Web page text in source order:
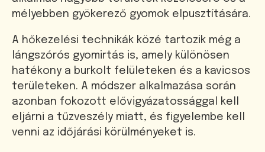
mélyebben gyökerező gyomok elpusztítására.
A hőkezelési technikák közé tartozik még a
lángszórós gyomirtás is, amely különösen
hatékony a burkolt felületeken és a kavicsos
területeken. A módszer alkalmazása során
azonban fokozott elővigyázatossággal kell
eljárni a tűzveszély miatt, és figyelembe kell
venni az időjárási körülményeket is.